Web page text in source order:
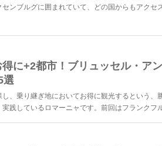
ンブルグに囲まれていて、どの国からもアクセ
に+2都市！ブリュッセル・ア
選
、乗り継ぎ地においてお得に観光するという、
践しているロマーニャです。前回はフランクフ